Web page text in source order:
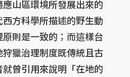
山區環境所發展出來的
方科學所描述的野生動
則是一致的；而這樣台
獵治理制度既傳統且古
曾引用來說明「在地的